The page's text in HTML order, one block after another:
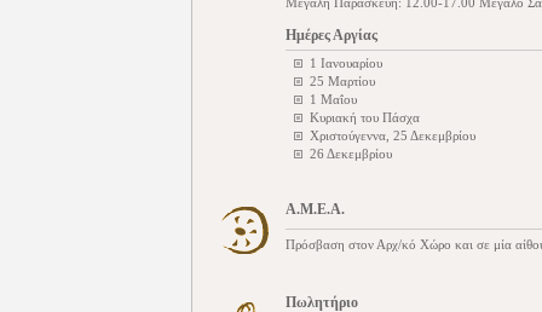
Ημέρες Αργίας
1 Ιανουαρίου
25 Μαρτίου
1 Μαΐου
Κυριακή του Πάσχα
Χριστούγεννα, 25 Δεκεμβρίου
26 Δεκεμβρίου
Α.Μ.Ε.Α.
Πρόσβαση στον Αρχ/κό Χώρο και σε μία
Πωλητήριο